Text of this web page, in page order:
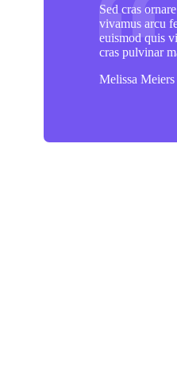
Sed cras
vivamus arcu
euismod quis
cras pulvinar
Melissa Meiers